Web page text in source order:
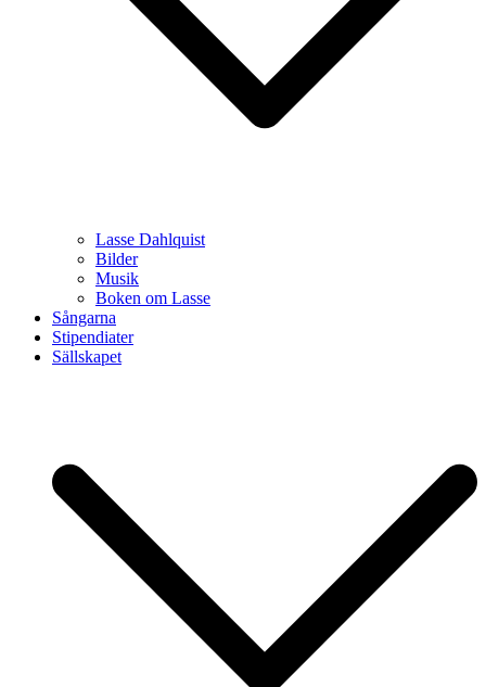
Lasse Dahlquist
Bilder
Musik
Boken om Lasse
Sångarna
Stipendiater
Sällskapet